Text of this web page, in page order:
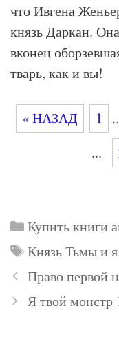
что Ивгена
князь Даркан.
вконец
тварь, как и вы!
« НАЗАД 1
...
Рубрики
Купить книги
Метки
Князь Тьмы и я
Право первой
Я твой монстр